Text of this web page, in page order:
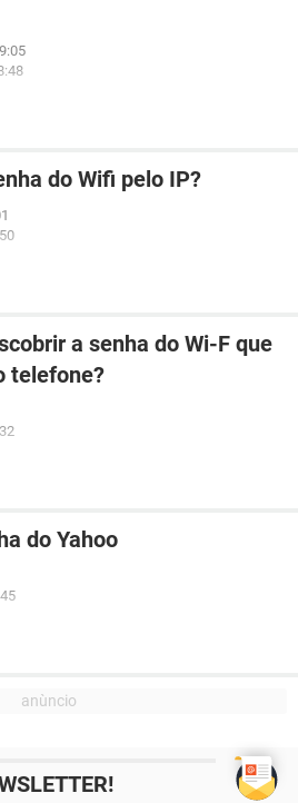
do Wifi pelo IP?
a senha do Wi-F que
telefone?
do Yahoo